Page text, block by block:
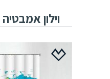
וילון